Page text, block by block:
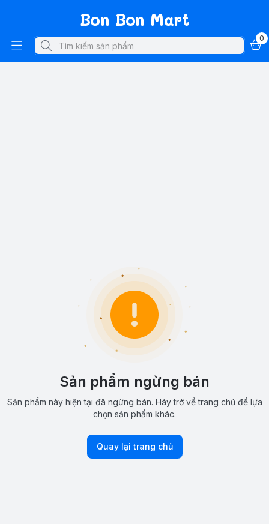
Bon Bon Mart
0
Sản phẩm ngừng bán
Sản phẩm này hiện tại đã ngừng bán. Hãy trở về trang chủ để lựa
chọn sản phẩm khác.
Quay lại trang chủ